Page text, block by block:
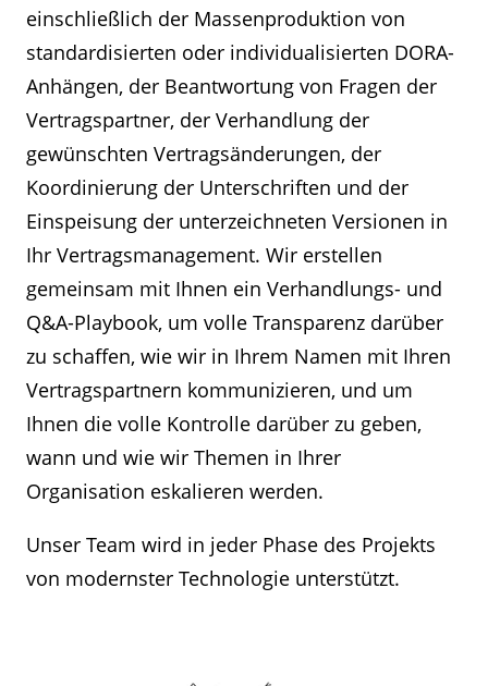
einschließlich der Massenproduktion von
standardisierten oder individualisierten DORA-
Anhängen, der Beantwortung von Fragen der
Vertragspartner, der Verhandlung der
gewünschten Vertragsänderungen, der
Koordinierung der Unterschriften und der
Einspeisung der unterzeichneten Versionen in
Ihr Vertragsmanagement. Wir erstellen
gemeinsam mit Ihnen ein Verhandlungs- und
Q&A-Playbook, um volle Transparenz darüber
zu schaffen, wie wir in Ihrem Namen mit Ihren
Vertragspartnern kommunizieren, und um
Ihnen die volle Kontrolle darüber zu geben,
wann und wie wir Themen in Ihrer
Organisation eskalieren werden.
Unser Team wird in jeder Phase des Projekts
von modernster Technologie unterstützt.